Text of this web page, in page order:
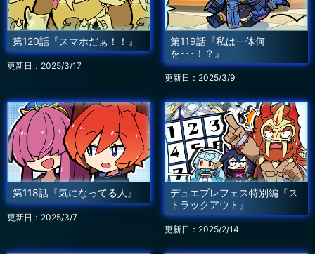
第120話『スマホだぁ！！』
更新日：2025/3/17
第119話『私は一体何
を･･･！？』
更新日：2025/3/9
第118話『気になってる人』
更新日：2025/3/7
デュエプレフェス特別編『ス
トラックアウト』
更新日：2025/2/14